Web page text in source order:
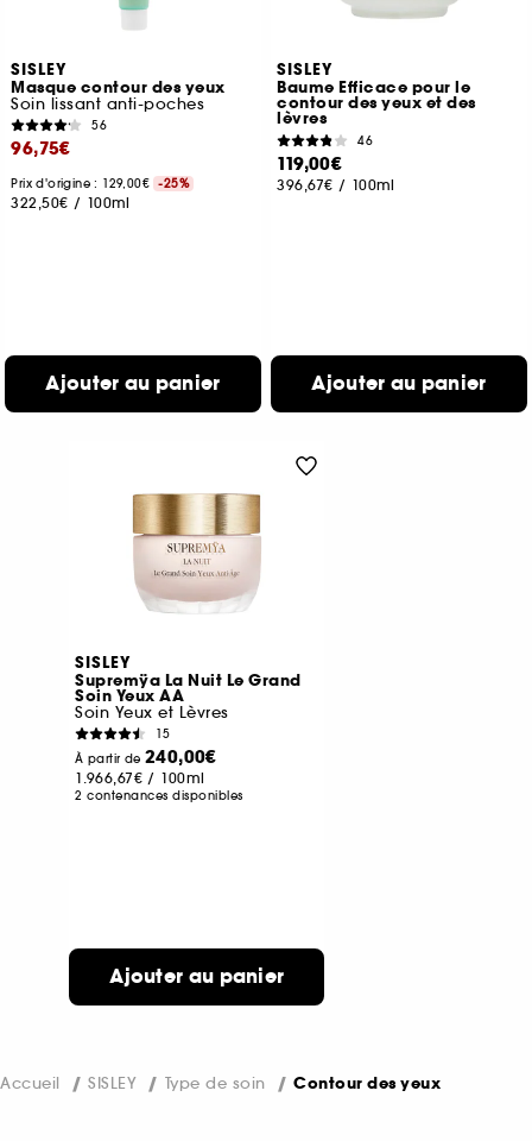
SISLEY
Masque contour des yeux
Soin lissant anti-poches
56
96,75€
Prix d'origine : 129,00€ -25%
322,50€ / 100ml
Ajouter au panier
SISLEY
Baume Efficace pour le
contour des yeux et des
lèvres
46
119,00€
396,67€ / 100ml
Ajouter au panier
SISLEY
Supremÿa La Nuit Le Grand
Soin Yeux AA
Soin Yeux et Lèvres
15
À partir de240,00€
1.966,67€ / 100ml
2 contenances disponibles
Ajouter au panier
Accueil SISLEY Type de soin Contour des yeux